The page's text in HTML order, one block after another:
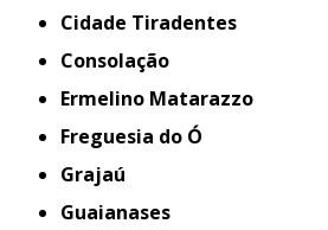
Cidade Tiradentes
Consolação
Ermelino Matarazzo
Freguesia do Ó
Grajaú
Guaianases